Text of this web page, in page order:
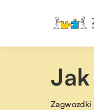
Zagwozdki